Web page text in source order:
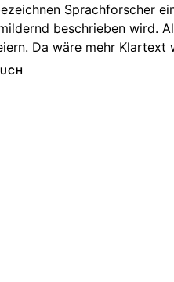
Sprachforscher
beschrieben wird.
Da wäre mehr Klartext